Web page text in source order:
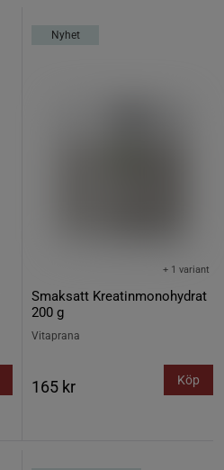
Nyhet
Smaksatt Kreatinmonohydrat
200 g
+ 1 variant
Vitaprana
165 kr Köp